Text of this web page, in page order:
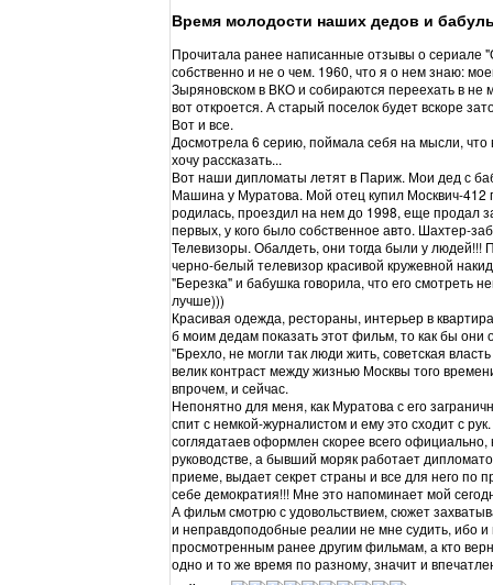
Время молодости наших дедов и
Прочитала ранее написанные отзывы о сериале
собственно и не о чем. 1960, что я о нем знаю:
Зыряновском в ВКО и собираются переехать в
вот откроется. А старый поселок будет вскоре
Вот и все.
Досмотрела 6 серию, поймала себя на мысли,
хочу рассказать...
Вот наши дипломаты летят в Париж. Мои дед с
Машина у Муратова. Мой отец купил Москвич-412
родилась, проездил на нем до 1998, еще продал
первых, у кого было собственное авто. Шахтер-
Телевизоры. Обалдеть, они тогда были у людей!!!
черно-белый телевизор красивой кружевной
"Березка" и бабушка говорила, что его смотреть
лучше)))
Красивая одежда, рестораны, интерьер в
б моим дедам показать этот фильм, то как бы они
"Брехло, не могли так люди жить, советская
велик контраст между жизнью Москвы того
впрочем, и сейчас.
Непонятно для меня, как Муратова с его
спит с немкой-журналистом и ему это сходит с
соглядатаев оформлен скорее всего
руководстве, а бывший моряк работает
приеме, выдает секрет страны и все для него по
себе демократия!!! Мне это напоминает мой
А фильм смотрю с удовольствием, сюжет
и неправдоподобные реалии не мне судить, ибо и
просмотренным ранее другим фильмам, а кто
одно и то же время по разному, значит и